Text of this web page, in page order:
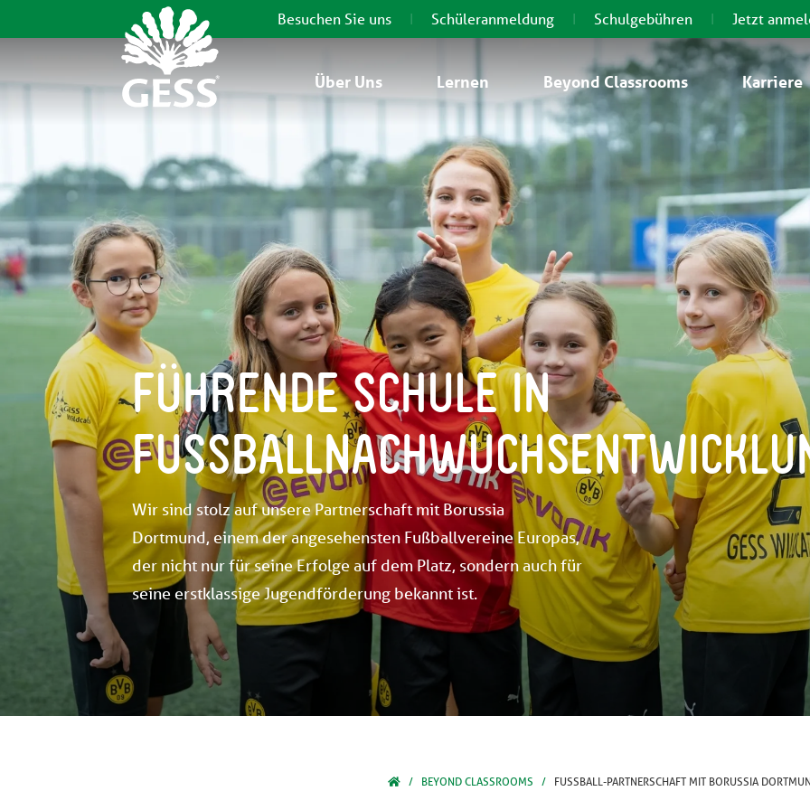
Besuchen Sie uns Schüleranmeldung Schulgebühren Jetzt
Über Uns Lernen Beyond Classrooms Karriere
FÜHRENDE SCHULE IN
Wir sind stolz auf unsere Partnerschaft mit Borussia
Dortmund, einem der angesehensten Fußballvereine Europas,
der nicht nur für seine Erfolge auf dem Platz, sondern auch für
seine erstklassige Jugendförderung bekannt ist.
BEYOND CLASSROOMS FUSSBALL-PARTNERSCHAFT MIT BORUSSIA